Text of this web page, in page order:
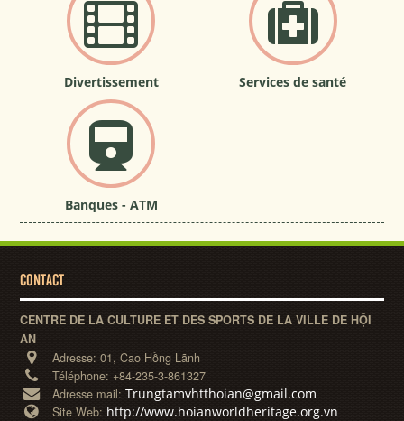
Divertissement Services de santé
Banques - ATM
CONTACT
CENTRE DE LA CULTURE ET DES SPORTS DE LA VILLE DE HỘI
AN
Adresse:01, Cao Hồng Lãnh
Téléphone:+84-235-3-861327
Adresse mail:Trungtamvhtthoian@gmail.com
Site Web: http://www.hoianworldheritage.org.vn